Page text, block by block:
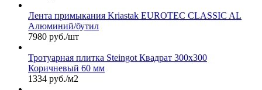
Лента примыкания Kriastak EUROTEC CLASSIC AL
Алюминий/бутил
7980 руб./шт
Тротуарная плитка Steingot Квадрат 300х300
Коричневый 60 мм
1334 руб./м2